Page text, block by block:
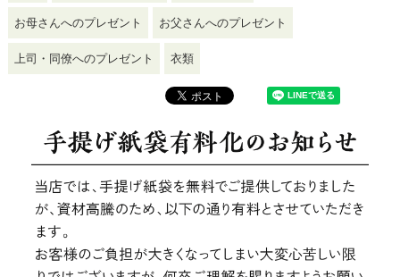
お母さんへのプレゼント お父さんへのプレゼント
上司・同僚へのプレゼント 衣類